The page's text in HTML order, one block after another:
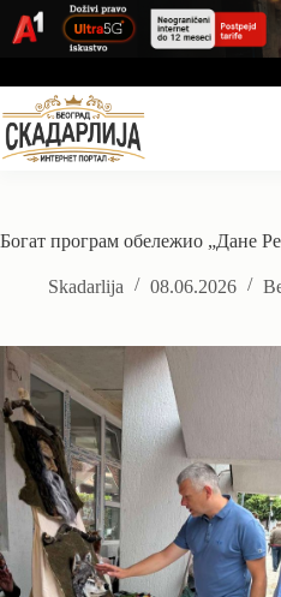
Богат програм обележио „Дане
Skadarlija 08.06.2026